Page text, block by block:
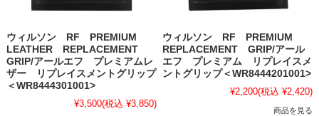
ウィルソン RF PREMIUM
LEATHER REPLACEMENT
GRIP/アールエフ プレミアムレ
ザー リプレイスメントグリップ
＜WR8444301001>
¥3,500(税込 ¥3,850)
ウィルソン RF PREMIUM
REPLACEMENT GRIP/アール
エフ プレミアム リプレイスメ
ントグリップ＜WR8444201001>
¥2,200(税込 ¥2,420)
商品を見る